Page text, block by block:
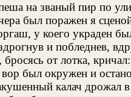
на званый пир по
был поражен я
у коего украден
и побледнев,
от лотка,
был окружен и
калач дрожал в